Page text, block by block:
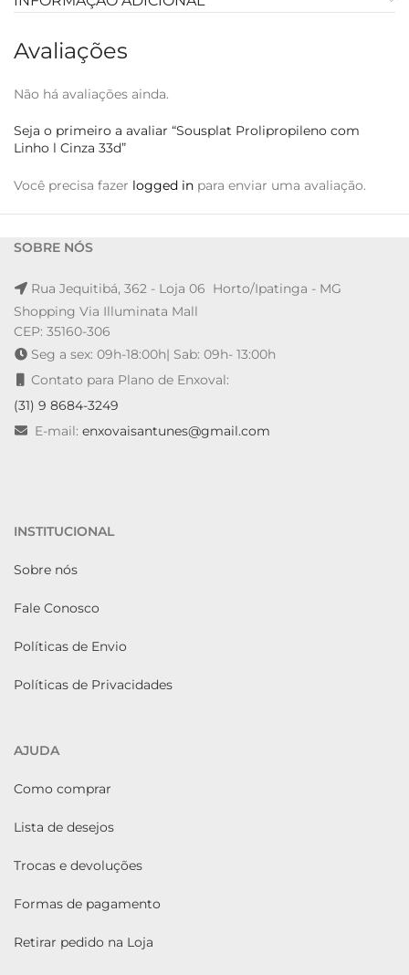
Avaliações
Não há avaliações ainda.
Seja o primeiro a avaliar “Sousplat Prolipropileno com
Linho l Cinza 33d”
Você precisa fazer logged in para enviar uma avaliação.
SOBRE NÓS
Rua Jequitibá, 362 - Loja 06 Horto/Ipatinga - MG
Shopping Via Illuminata Mall
CEP: 35160-306
Seg a sex: 09h-18:00h| Sab: 09h- 13:00h
Contato para Plano de Enxoval:
(31) 9 8684-3249
E-mail: enxovaisantunes@gmail.com
INSTITUCIONAL
Sobre nós
Fale Conosco
Políticas de Envio
Políticas de Privacidades
AJUDA
Como comprar
Lista de desejos
Trocas e devoluções
Formas de pagamento
Retirar pedido na Loja